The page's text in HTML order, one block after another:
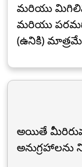
మరియు
మరియు
(ఉనికి)
అయితే
అనుగ్రహాలను